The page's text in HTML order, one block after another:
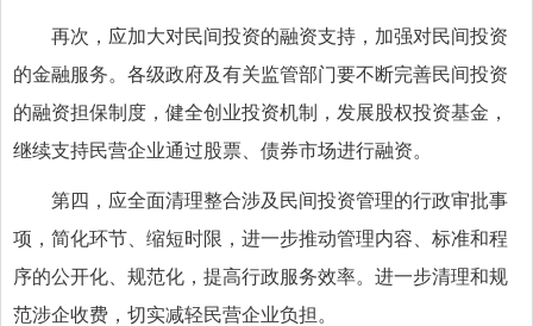
再次，应加大对民间投资的融资支持，加强对民间投资
的金融服务。各级政府及有关监管部门要不断完善民间投资
的融资担保制度，健全创业投资机制，发展股权投资基金，
继续支持民营企业通过股票、债券市场进行融资。
第四，应全面清理整合涉及民间投资管理的行政审批事
项，简化环节、缩短时限，进一步推动管理内容、标准和程
序的公开化、规范化，提高行政服务效率。进一步清理和规
范涉企收费，切实减轻民营企业负担。